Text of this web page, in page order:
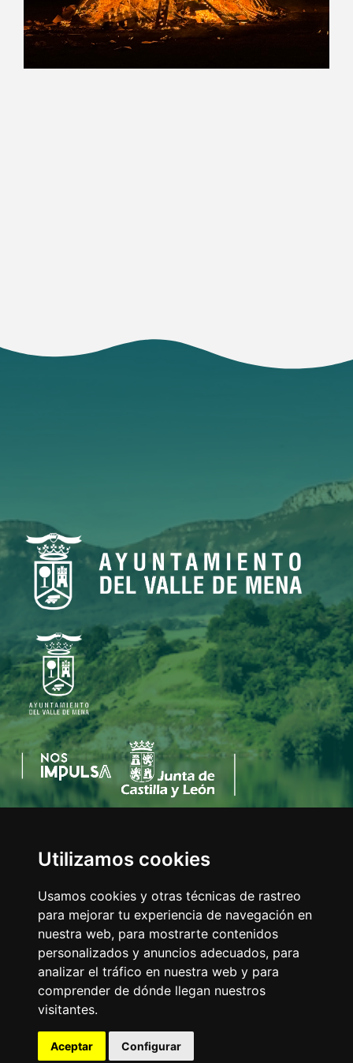
Utilizamos cookies
Usamos cookies y otras técnicas de rastreo
para mejorar tu experiencia de navegación en
nuestra web, para mostrarte contenidos
personalizados y anuncios adecuados, para
analizar el tráfico en nuestra web y para
comprender de dónde llegan nuestros
visitantes.
Aceptar Configurar
C/Eladio Bustamante, 1
Tfno:947 126 211
E-mail:info@valledemena.es
MAPA WEB
POLÍTICA DE COOKIES
ACCESIBILIDAD